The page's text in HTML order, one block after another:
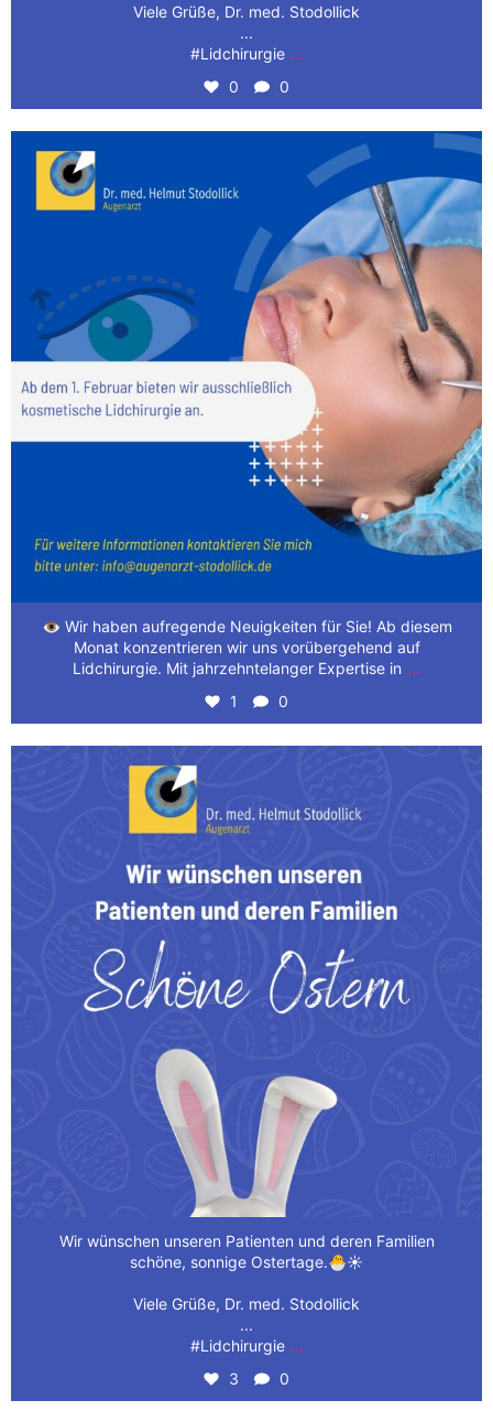
Viele Grüße, Dr. med. Stodollick
...
#Lidchirurgie ...
0 0
👁️ Wir haben aufregende Neuigkeiten für Sie! Ab
1
👁️ Wir haben aufregende Neuigkeiten für Sie! Ab diesem
Monat konzentrieren wir uns vorübergehend auf
Lidchirurgie. Mit jahrzehntelanger Expertise in ...
1 0
Wir wünschen unseren Patienten und deren Familien
Wir wünschen unseren Patienten und deren Familien
schöne, sonnige Ostertage.🐣☀️
Viele Grüße, Dr. med. Stodollick
...
#Lidchirurgie ...
3 0